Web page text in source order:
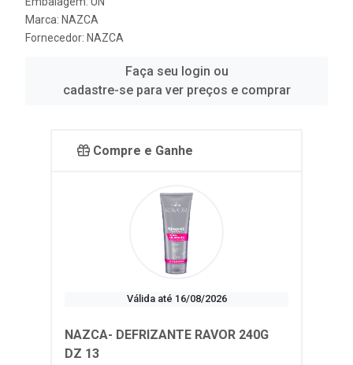
Marca: NAZCA
Fornecedor: NAZCA
Faça seu login ou
cadastre-se para ver preços e comprar
Compre e Ganhe
Válida até 16/08/2026
NAZCA- DEFRIZANTE RAVOR 240G
DZ 13